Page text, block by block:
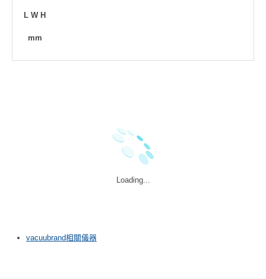
L W H
mm
Loading...
vacuubrand相關儀器